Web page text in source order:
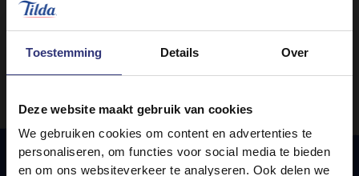
Toestemming Details Over
Deze website maakt gebruik van cookies
We gebruiken cookies om content en advertenties te
personaliseren, om functies voor social media te bieden
en om ons websiteverkeer te analyseren. Ook delen we
Makkelijk